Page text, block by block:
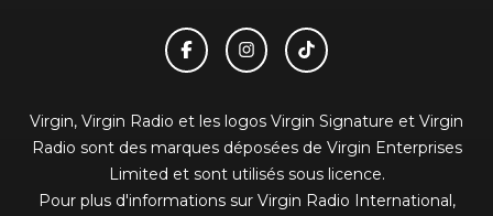
Virgin, Virgin Radio et les logos Virgin Signature et Virgin
Radio sont des marques déposées de Virgin Enterprises
Limited et sont utilisés sous licence.
Pour plus d'informations sur Virgin Radio International,